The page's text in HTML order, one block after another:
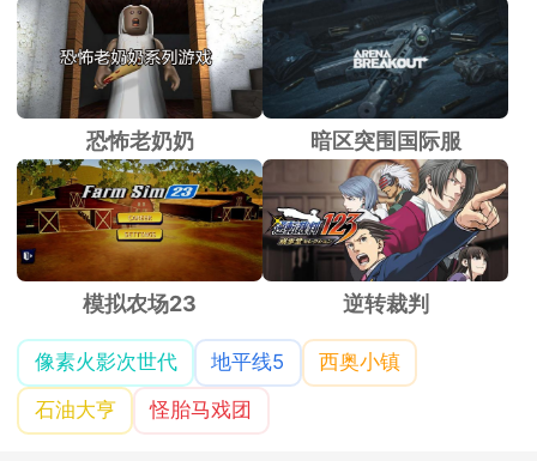
恐怖老奶奶 暗区突围国际服
模拟农场23 逆转裁判
像素火影次世代 地平线5
西奥小镇
石油大亨
怪胎马戏团